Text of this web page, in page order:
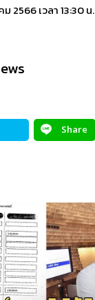
2566 เวลา 13:30 น.
Share